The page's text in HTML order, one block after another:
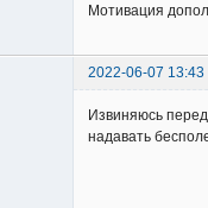
Мотивация
2022-06-07 13:43
Извиняюсь
надавать